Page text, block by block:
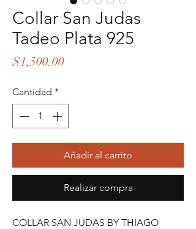
Collar San Judas
Tadeo Plata 925
$1,500.00Precio
Cantidad *
Añadir al carrito
Realizar compra
COLLAR SAN JUDAS BY THIAGO